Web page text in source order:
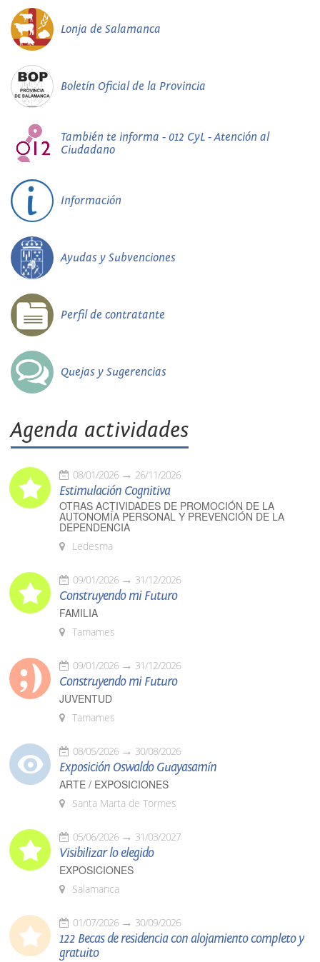
Lonja de Salamanca
Boletín Oficial de la Provincia
También te informa - 012 CyL - Atención al
Ciudadano
Información
Ayudas y Subvenciones
Perfil de contratante
Quejas y Sugerencias
Agenda actividades
08/01/2026 26/11/2026
Estimulación Cognitiva
OTRAS ACTIVIDADES DE PROMOCIÓN DE LA
AUTONOMÍA PERSONAL Y PREVENCIÓN DE LA
DEPENDENCIA
Ledesma
09/01/2026 31/12/2026
Construyendo mi Futuro
FAMILIA
Tamames
09/01/2026 31/12/2026
Construyendo mi Futuro
JUVENTUD
Tamames
08/05/2026 30/08/2026
Exposición Oswaldo Guayasamín
ARTE / EXPOSICIONES
Santa Marta de Tormes
05/06/2026 31/03/2027
Visibilizar lo elegido
EXPOSICIONES
Salamanca
01/07/2026 30/09/2026
122 Becas de residencia con alojamiento completo y
gratuito